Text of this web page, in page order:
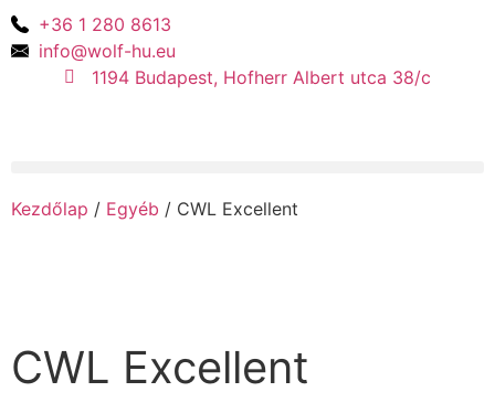
+36 1 280 8613
info@wolf-hu.eu
1194 Budapest, Hofherr Albert utca 38/c
Kezdőlap / Egyéb / CWL Excellent
CWL Excellent